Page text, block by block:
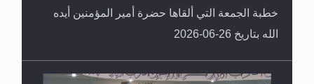
خطبة الجمعة التي ألقاها حضرة أمير المؤمنين أيده
الله بتاريخ 26-06-2026